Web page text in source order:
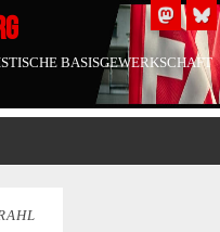
BASISGEWERKSCHAFT